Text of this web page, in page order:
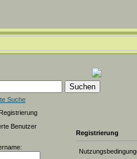
Suche
Benutzer
Registrierung